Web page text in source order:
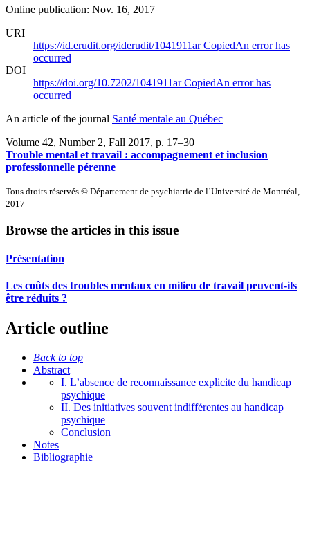
Online publication: Nov. 16, 2017
URI
https://id.erudit.org/iderudit/1041911arCopiedAn error has
occurred
DOI
https://doi.org/10.7202/1041911arCopiedAn error has
occurred
An article of the journal Santé mentale au Québec
Volume 42, Number 2, Fall 2017, p. 17–30
Trouble mental et travail : accompagnement et inclusion
professionnelle pérenne
Tous droits réservés © Département de psychiatrie de l’Université de Montréal,
2017
Browse the articles in this issue
Présentation
Les coûts des troubles mentaux en milieu de travail peuvent-ils
être réduits ?
Article outline
Back to top
Abstract
I. L’absence de reconnaissance explicite du handicap
psychique
II. Des initiatives souvent indifférentes au handicap
psychique
Conclusion
Notes
Bibliographie